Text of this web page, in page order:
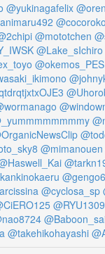
@yukinagafelix
@mototchen
@Lake_sIchiro
@okemos_PES
@mimanouen
@cyclosa_sp
@takehikohayashi